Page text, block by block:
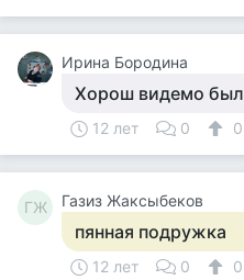
Ирина Бородина
Хорош видемо был
12 лет 0 0
ГЖ Газиз Жаксыбеков
пянная подружка
12 лет 0 0